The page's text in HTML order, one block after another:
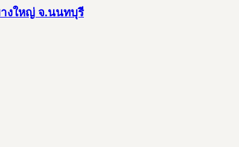
งใหญ่ จ.นนทบุรี